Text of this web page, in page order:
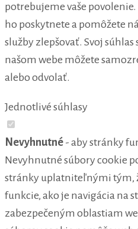
potrebujeme vaše
ho poskytnete a pomôžete
služby zlepšovať. Svoj
našom webe môžete
alebo odvolať.
Jednotlivé súhlasy
Nevyhnutné - aby stránky
Nevyhnutné súbory cookie
stránky uplatniteľnými tým,
funkcie, ako je navigácia na
zabezpečeným oblastiam